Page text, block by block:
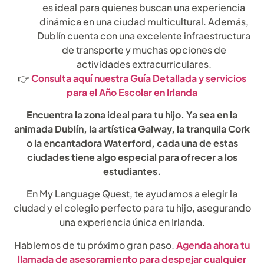
es ideal para quienes buscan una experiencia
dinámica en una ciudad multicultural. Además,
Dublín cuenta con una excelente infraestructura
de transporte y muchas opciones de
actividades extracurriculares.
👉Consulta aquí nuestra Guía Detallada y servicios
para el Año Escolar en Irlanda
Encuentra la zona ideal para tu hijo. Ya sea en la
animada Dublín, la artística Galway, la tranquila Cork
o la encantadora Waterford, cada una de estas
ciudades tiene algo especial para ofrecer a los
estudiantes.
En My Language Quest, te ayudamos a elegir la
ciudad y el colegio perfecto para tu hijo, asegurando
una experiencia única en Irlanda.
Hablemos de tu próximo gran paso.Agenda ahora tu
llamada de asesoramiento para despejar cualquier